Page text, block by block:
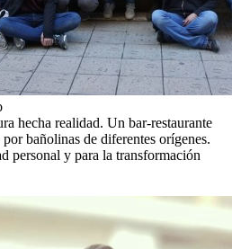
hecha realidad. Un bar-restaurante
bañolinas de diferentes orígenes.
personal y para la transformación